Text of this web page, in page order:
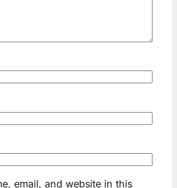
email, and website in this